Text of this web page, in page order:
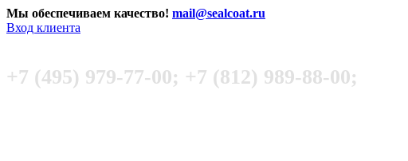
Мы обеспечиваем качество! mail@sealcoat.ru
Вход клиента
+7 (495) 979-77-00; +7 (812) 989-88-00;